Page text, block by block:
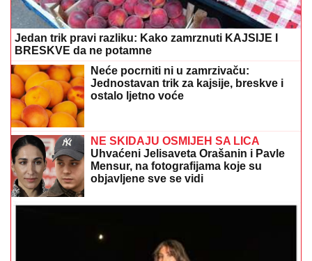
Jedan trik pravi razliku: Kako zamrznuti KAJSIJE I
BRESKVE da ne potamne
Neće pocrniti ni u zamrzivaču:
Jednostavan trik za kajsije, breskve i
ostalo ljetno voće
NE SKIDAJU OSMIJEH SA LICA
Uhvaćeni Jelisaveta Orašanin i Pavle
Mensur, na fotografijama koje su
objavljene sve se vidi